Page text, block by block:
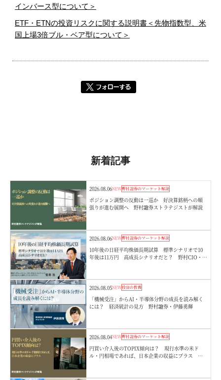
インバース型について＞
ETF・ETNの投資リスクに関する説明書＜先物指数型、米
国上場3倍ブル・ベア型について＞
新着記事
2026.08.06NEW野村證券のマーケット解説
ポジション調整の反動は一巡か 好決算銘柄への順
張りが進む展開へ 野村證券ストラテジストが解説
2026.08.06NEW野村證券のマーケット解説
10年後の日経平均株価長期試算 標準シナリオで10
年後は11万円 高成長シナリオだと？ 野村CIO・宮
2026.08.05NEW投資の教養
「機械受注」からAI・半導体分野の成長を読み解く
には？ 経済統計の見方 野村證券・伊藤勇輝
2026.08.04NEW野村證券のマーケット解説
円買い介入後のTOPIX傾向は？ 現行水準の米ド
ル・円相場であれば、日本企業の収益にプラス 野